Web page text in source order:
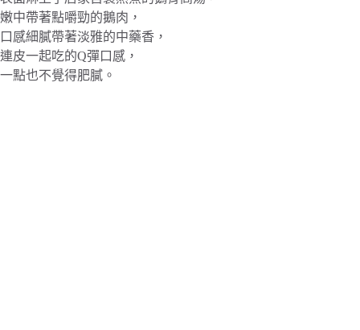
嫩中帶著點嚼勁的鵝肉，
口感細膩帶著淡雅的中藥香，
連皮一起吃的Q彈口感，
一點也不覺得肥膩。